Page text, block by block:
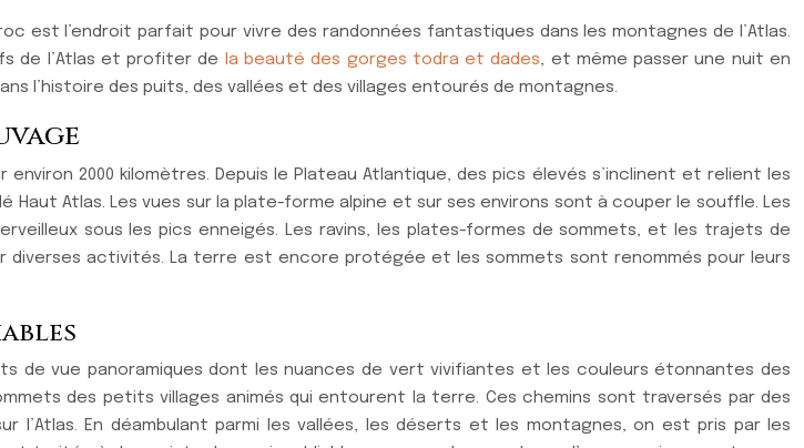
est l’endroit parfait pour vivre des randonnées fantastiques dans les montagnes de l’Atlas.
de l’Atlas et profiter de
la beauté des gorges todra et dades, et même passer une nuit en
l’histoire des puits, des vallées et des villages entourés de montagnes.
2000 kilomètres. Depuis le Plateau Atlantique, des pics élevés s’inclinent et relient les
Atlas. Les vues sur la plate-forme alpine et sur ses environs sont à couper le souffle. Les
sous les pics enneigés. Les ravins, les plates-formes de sommets, et les trajets de
activités. La terre est encore protégée et les sommets sont renommés pour leurs
de vue panoramiques dont les nuances de vert vivifiantes et les couleurs étonnantes des
des petits villages animés qui entourent la terre. Ces chemins sont traversés par des
En déambulant parmi les vallées, les déserts et les montagnes, on est pris par les